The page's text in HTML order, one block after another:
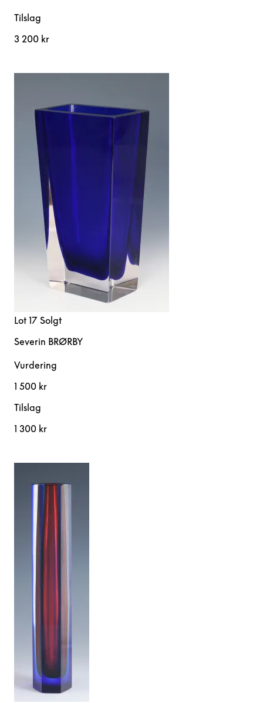
Tilslag
3 200 kr
Lot 17 Solgt
Severin BRØRBY
Vurdering
1 500 kr
Tilslag
1 300 kr